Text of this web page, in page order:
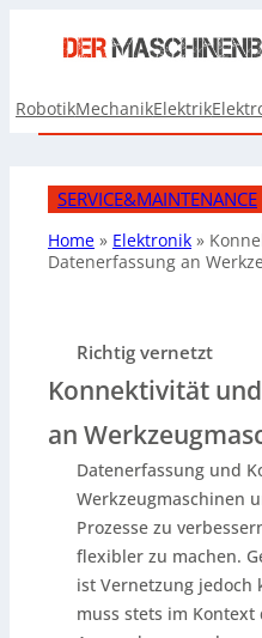
RobotikMechanikElektrik
SERVICE&MAINTENANCE
Home » Elektronik »
Datenerfassung an
Richtig vernetzt
Konnektivität
an
Datenerfassung und
Werkzeugmaschinen
Prozesse zu
flexibler zu machen.
ist Vernetzung jedoch
muss stets im